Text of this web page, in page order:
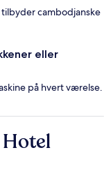
cambodjanske
eller
på hvert værelse.